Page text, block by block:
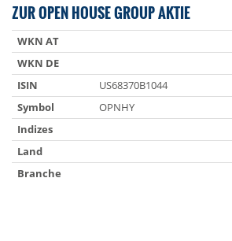
ZUR OPEN HOUSE GROUP AKTIE
WKN AT
WKN DE
ISIN
US68370B1044
Symbol
OPNHY
Indizes
Land
Branche